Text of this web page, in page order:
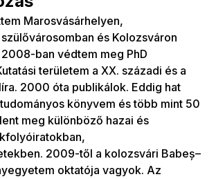
Marosvásárhelyen,
és Kolozsváron
ban védtem meg PhD
területem a XX. századi és a
2000 óta publikálok. Eddig hat
könyvem és több mint 50
meg különböző hazai és
2009-től a kolozsvári Babeș–
oktatója vagyok. Az